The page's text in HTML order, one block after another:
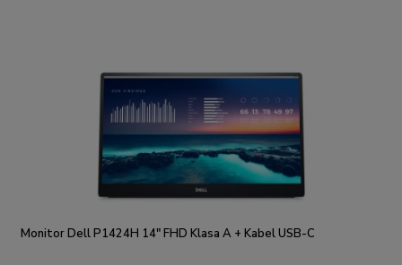
Monitor Dell P1424H 14" FHD Klasa A + Kabel USB-C